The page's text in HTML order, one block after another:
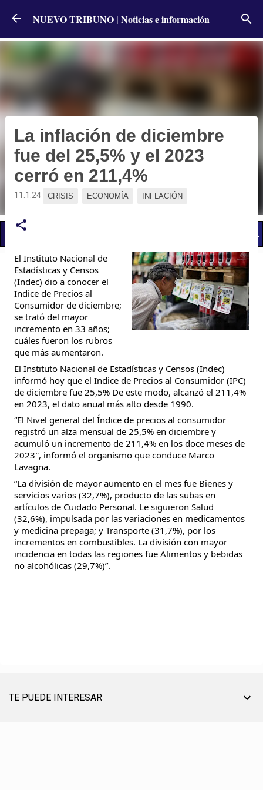
Ir al contenido principal
NUEVO TRIBUNO | Noticias e información
📢 LO ÚLTIMO
La inflación de diciembre
fue del 25,5% y el 2023
cerró en 211,4%
11.1.24 CRISIS ECONOMÍA INFLACIÓN
El Instituto Nacional de
Estadísticas y Censos
(Indec) dio a conocer el
Indice de Precios al
Consumidor de diciembre;
se trató del mayor
incremento en 33 años;
cuáles fueron los rubros
que más aumentaron.
El Instituto Nacional de Estadísticas y Censos (Indec)
informó hoy que el Indice de Precios al Consumidor (IPC)
de diciembre fue 25,5% De este modo, alcanzó el 211,4%
en 2023, el dato anual más alto desde 1990.
“El Nivel general del Índice de precios al consumidor
registró un alza mensual de 25,5% en diciembre y
acumuló un incremento de 211,4% en los doce meses de
2023″, informó el organismo que conduce Marco
Lavagna.
“La división de mayor aumento en el mes fue Bienes y
servicios varios (32,7%), producto de las subas en
artículos de Cuidado Personal. Le siguieron Salud
(32,6%), impulsada por las variaciones en medicamentos
y medicina prepaga; y Transporte (31,7%), por los
incrementos en combustibles. La división con mayor
incidencia en todas las regiones fue Alimentos y bebidas
no alcohólicas (29,7%)”.
TE PUEDE INTERESAR